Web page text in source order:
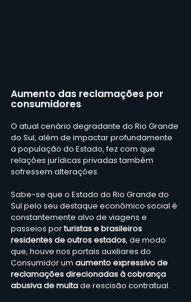
Aumento das reclamações por
consumidores
O atual cenário degradante do Rio Grande
do Sul, além de impactar profundamente
a população do Estado, fez com que
relações jurídicas privadas também
sofressem alterações.
Sabe-se que o Estado do Rio Grande do
Sul pelo seu destaque econômico social é
constantemente alvo de viagens e
passeios por turistas e brasileiros
residentes de outros estados, de modo
que, houve nos portais auxiliares do
Consumidor um aumento expressivo de
reclamações direcionadas à cobrança
abusiva de multa de rescisão contratual.